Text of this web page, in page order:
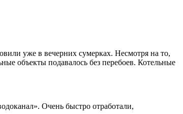
уже в вечерних сумерках. Несмотря на то,
объекты подавалось без перебоев. Котельные
Очень быстро отработали,